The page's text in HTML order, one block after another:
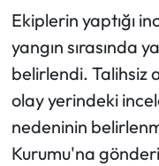
Ekiplerin yaptığı
yangın sırasında
belirlendi. Talihsiz
olay yerindeki
nedeninin
Kurumu'na